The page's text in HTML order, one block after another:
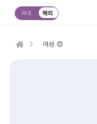
국내 해외
여성